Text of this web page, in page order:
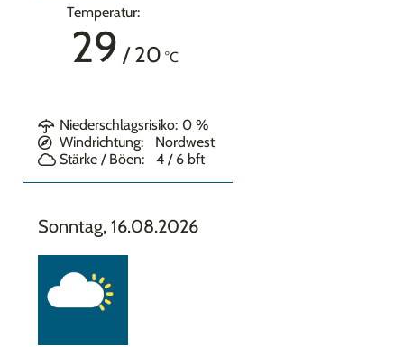
Temperatur:
29 /20 °C
Niederschlagsrisiko: 0 %
Stärke / Böen:
4 / 6 bft
Windrichtung: Nordwest
Sonntag, 16.08.2026